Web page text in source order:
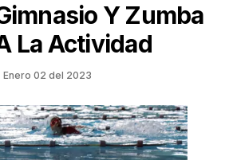
Y Zumba
La Actividad
Enero 02 del 2023